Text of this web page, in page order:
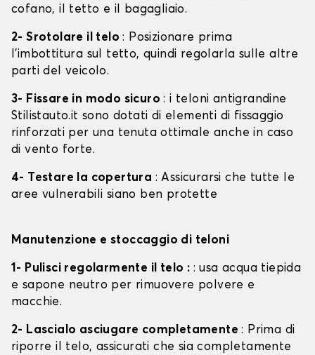
cofano, il tetto e il bagagliaio.
2- Srotolare il telo: Posizionare prima
l'imbottitura sul tetto, quindi regolarla sulle altre
parti del veicolo.
3- Fissare in modo sicuro: i teloni antigrandine
Stilistauto.it sono dotati di elementi di fissaggio
rinforzati per una tenuta ottimale anche in caso
di vento forte.
4- Testare la copertura : Assicurarsi che tutte le
aree vulnerabili siano ben protette
Manutenzione e stoccaggio di teloni
1- Pulisci regolarmente il telo : : usa acqua tiepida
e sapone neutro per rimuovere polvere e
macchie.
2- Lascialo asciugare completamente: Prima di
riporre il telo, assicurati che sia completamente